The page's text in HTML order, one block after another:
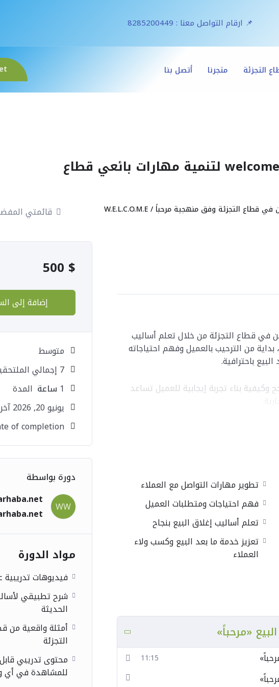
📌 ارقام التواصل معنا : 8285200449
التجزئة متجرنا أتصل بنا
البيع بأسلوب البيع مرحبا / welcome لتنمية مهارات بائعي قطاع
قائمتي
في قطاع التجزئة من خلال تعلم أساليب
بداية من الترحيب بالعميل وفهم احتياجاته
باحترافية.
بناء تجربة إيجابية للعميل تساعد
إيجابي.
العميل.
احترافية.
بثقة.
المبيعات.
تطوير مهارات التواصل مع العملاء
فهم احتياجات ومتطلبات العميل
تعلم أساليب إغلاق البيع بنجاح
تعزيز خدمة ما بعد البيع وكسب ولاء
العملاء
«مرحباً»
11:15
500 $
إضافة إلى
متوسط
7 إجمالي الملتحقين
1 ساعة المدة
يونيو 20, 2026 آخر تحديث
of completion
دورة بواسطة
WW
مواد الدورة
فيديوهات تدريبية
شرح تطبيقي
الحديثة
أمثلة واقعية من
التجزئة
محتوى تدريبي قابل
للمشاهدة في أي